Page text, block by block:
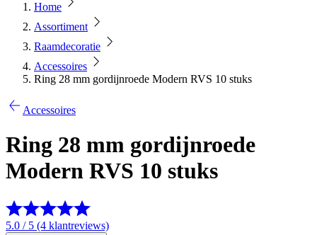
Home
Assortiment
Raamdecoratie
Accessoires
Ring 28 mm gordijnroede Modern RVS 10 stuks
Accessoires
Ring 28 mm gordijnroede
Modern RVS 10 stuks
5.0 / 5 (4 klantreviews)